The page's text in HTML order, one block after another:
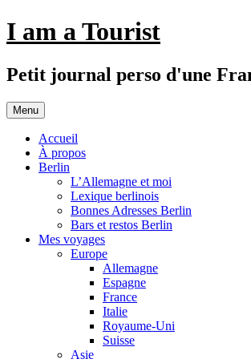
Aller
au
I am a Tourist
Petit journal perso d'une
Menu
Accueil
À propos
Berlin
L’Allemagne et moi
Lexique berlinois
Bonnes Adresses Berlin
Bars et restos Berlin
Mes voyages
Europe
Allemagne
Espagne
France
Italie
Royaume-Uni
Suisse
Asie